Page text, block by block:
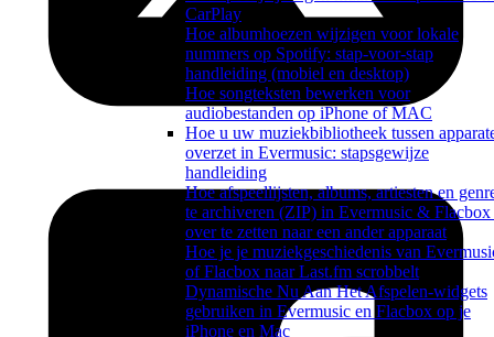
CarPlay
Hoe albumhoezen wijzigen voor lokale
nummers op Spotify: stap-voor-stap
handleiding (mobiel en desktop)
Hoe songteksten bewerken voor
audiobestanden op iPhone of MAC
Hoe u uw muziekbibliotheek tussen
overzet in Evermusic: stapsgewijze
handleiding
Hoe afspeellijsten, albums, artiesten en
te archiveren (ZIP) in Evermusic & Flacbox
over te zetten naar een ander apparaat
Hoe je je muziekgeschiedenis van
of Flacbox naar Last.fm scrobbelt
Dynamische Nu Aan Het Afspelen-widgets
gebruiken in Evermusic en Flacbox op je
iPhone en Mac